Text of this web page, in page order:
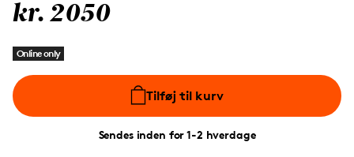
kr. 2050
Online only
Tilføj til kurv
Sendes inden for 1-2 hverdage